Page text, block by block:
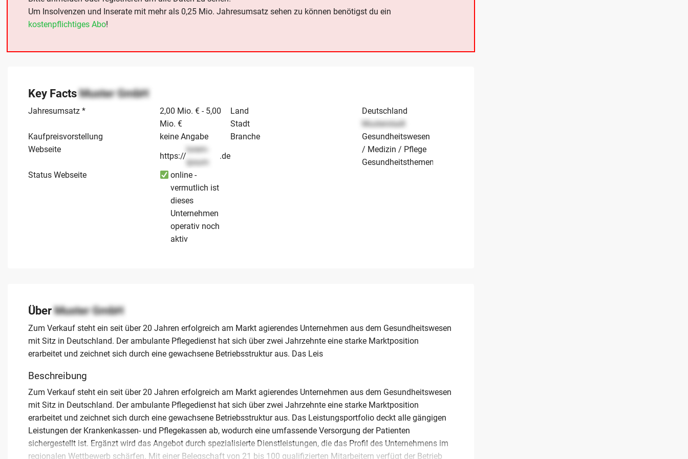
Um Insolvenzen und Inserate mit mehr als 0,25 Mio. Jahresumsatz sehen zu können benötigst du ein
kostenpflichtiges Abo!
Key FactsMuster GmbH
Jahresumsatz *
2,00 Mio. € - 5,00
Mio. €
Kaufpreisvorstellung
keine Angabe
Webseite
https://
lorem-
ipsum
.de
Status Webseite
online -
vermutlich ist
dieses
Unternehmen
operativ noch
aktiv
Land
Deutschland
Stadt
Musterstadt
Branche
Gesundheitswesen
/ Medizin / Pflege
Gesundheitsthemen
ÜberMuster GmbH
Zum Verkauf steht ein seit über 20 Jahren erfolgreich am Markt agierendes Unternehmen aus dem Gesundheitswesen
mit Sitz in Deutschland. Der ambulante Pflegedienst hat sich über zwei Jahrzehnte eine starke Marktposition
erarbeitet und zeichnet sich durch eine gewachsene Betriebsstruktur aus. Das Leis
Beschreibung
Zum Verkauf steht ein seit über 20 Jahren erfolgreich am Markt agierendes Unternehmen aus dem Gesundheitswesen
mit Sitz in Deutschland. Der ambulante Pflegedienst hat sich über zwei Jahrzehnte eine starke Marktposition
erarbeitet und zeichnet sich durch eine gewachsene Betriebsstruktur aus. Das Leistungsportfolio deckt alle gängigen
Leistungen der Krankenkassen- und Pflegekassen ab, wodurch eine umfassende Versorgung der Patienten
sichergestellt ist. Ergänzt wird das Angebot durch spezialisierte Dienstleistungen, die das Profil des Unternehmens im
regionalen Wettbewerb schärfen. Mit einer Belegschaft von 21 bis 100 qualifizierten Mitarbeitern verfügt der Betrieb